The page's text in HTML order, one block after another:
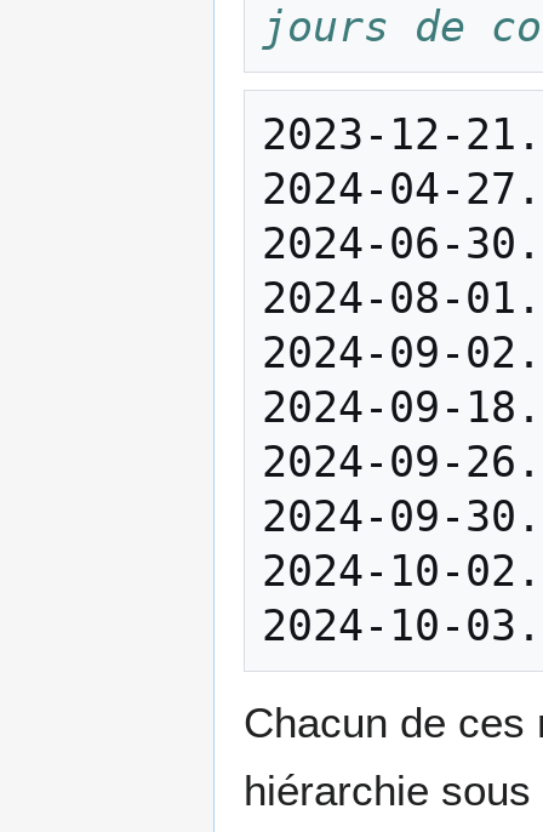
jours de
2023-12-
2024-04-
2024-06-
2024-08-
2024-09-
2024-09-
2024-09-
2024-09-
2024-10-
Chacun de ces
hiérarchie sous